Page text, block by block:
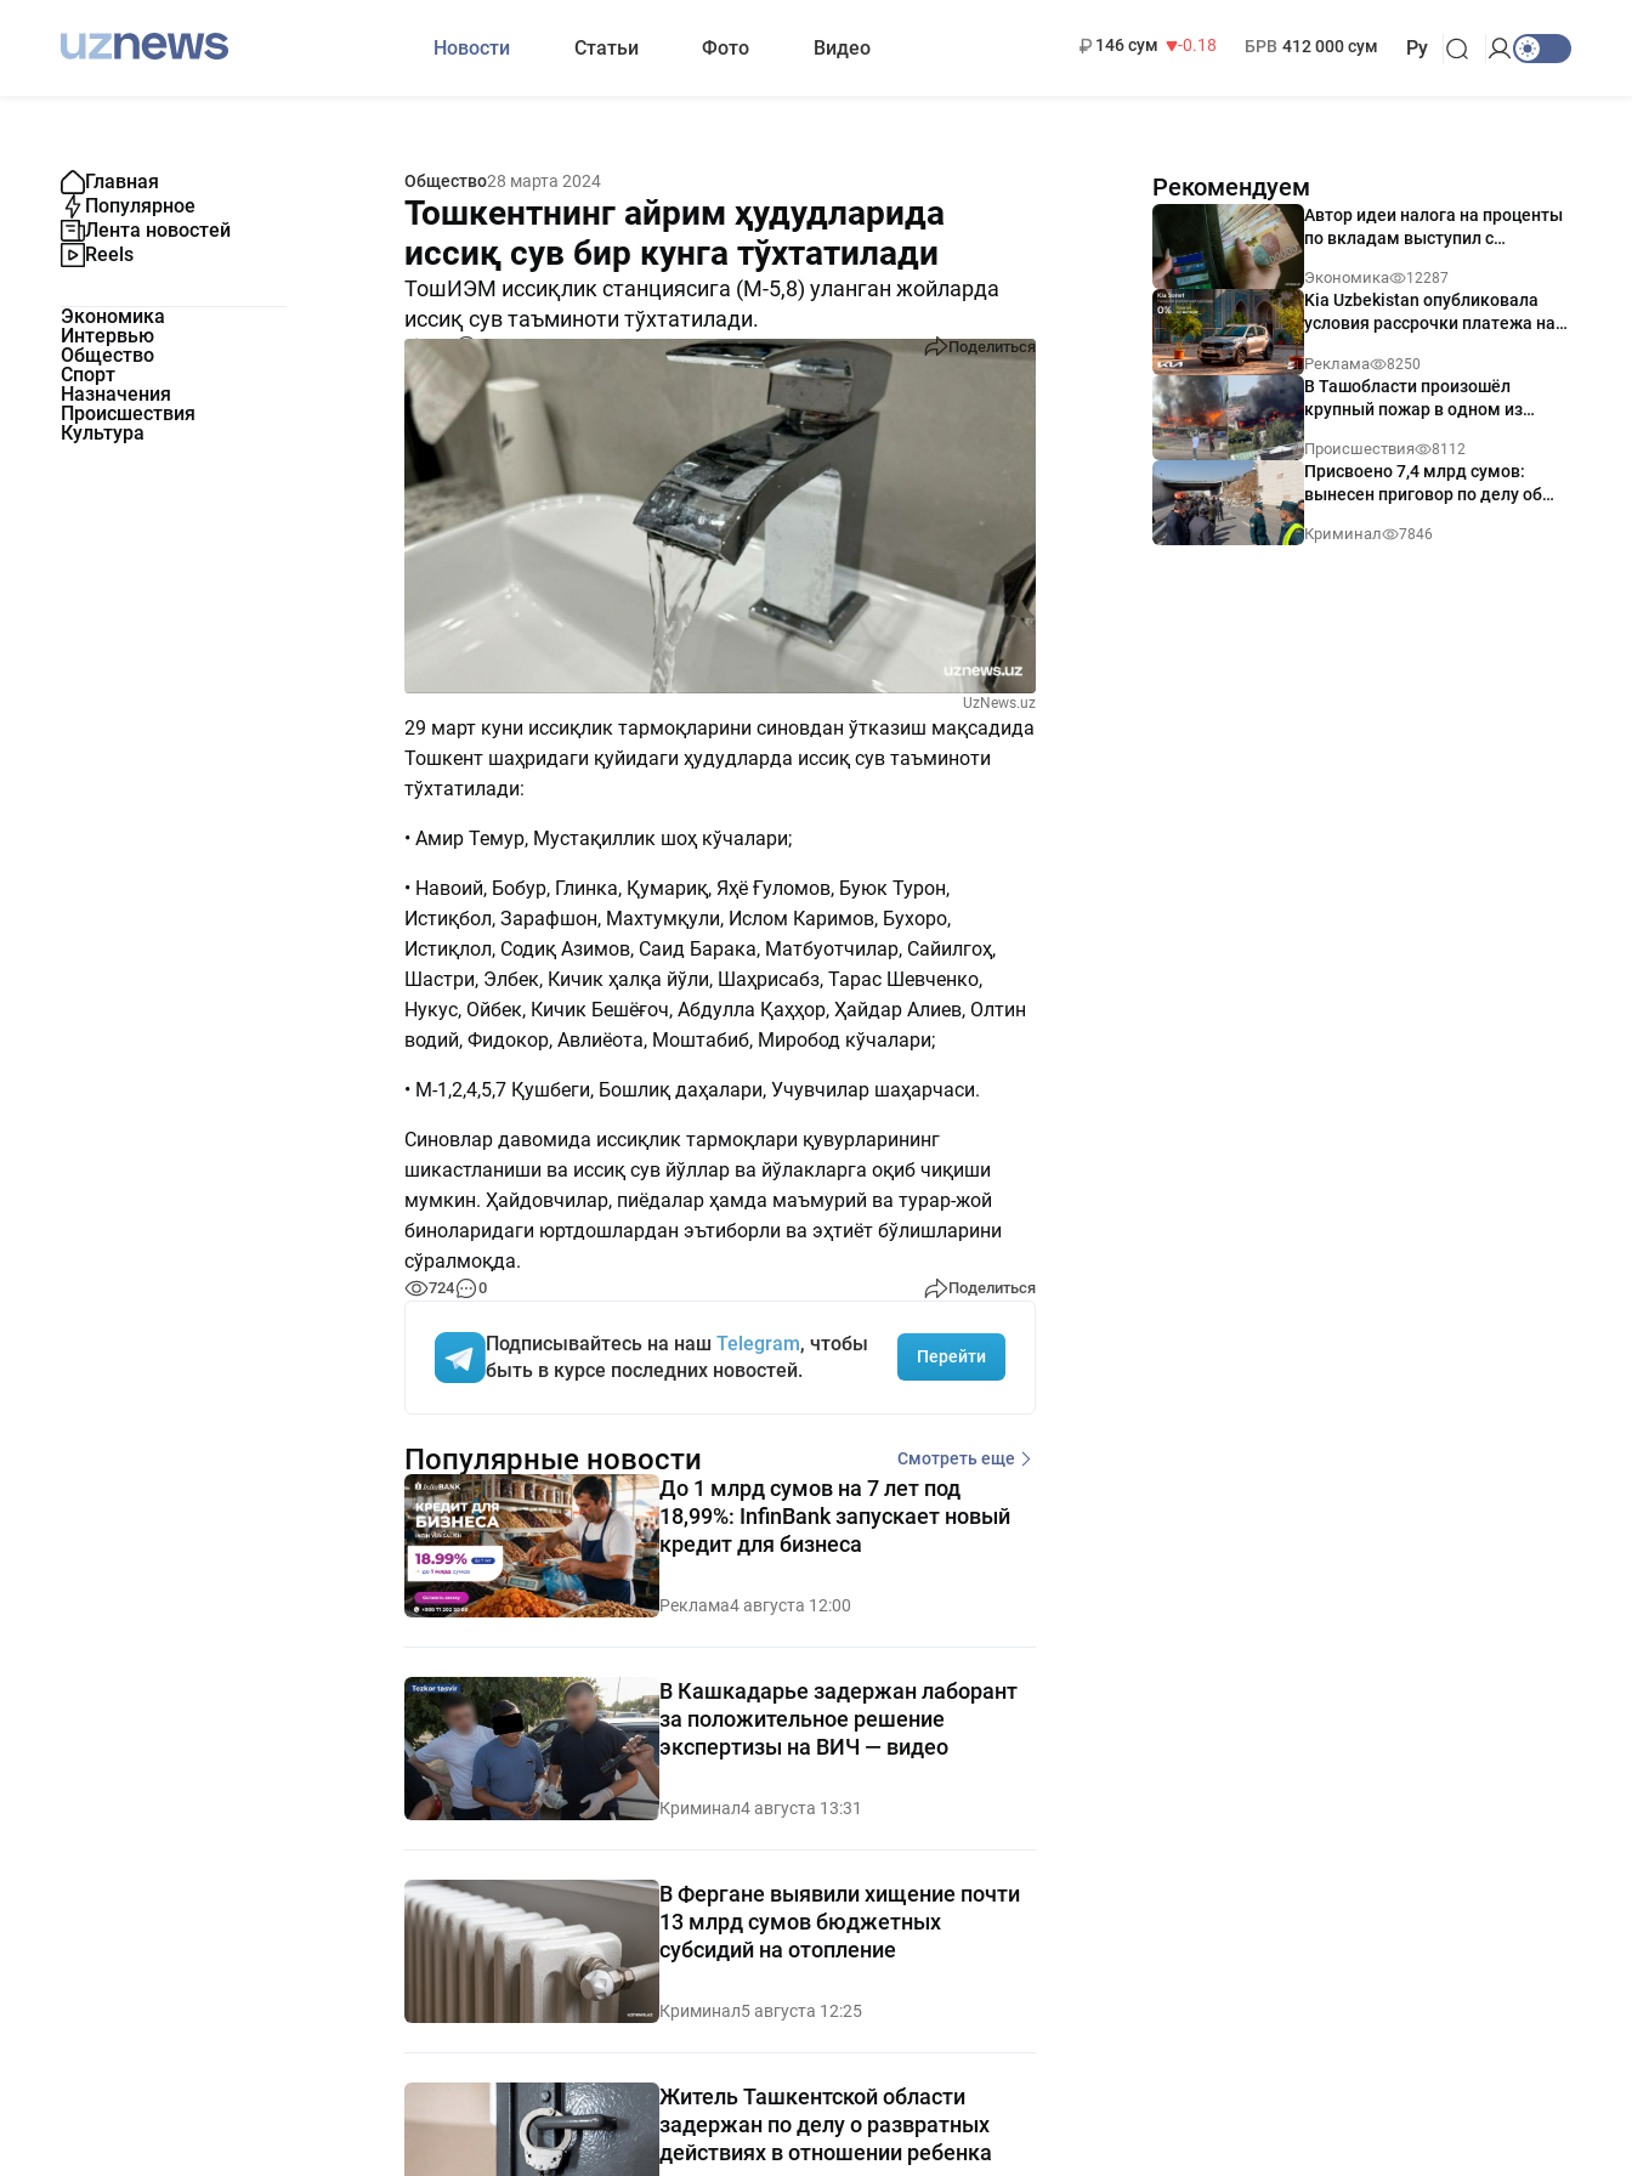
Новости Статьи Фото Видео
146 сум
-0.18
БРВ 412 000 сум Ру
Главная
Популярное
Лента новостей
Reels
Экономика
Интервью
Общество
Спорт
Назначения
Происшествия
Культура
Общество28 марта 2024
Тошкентнинг айрим ҳудудларида
иссиқ сув бир кунга тўхтатилади
ТошИЭМ иссиқлик станциясига (М-5,8) уланган жойларда
иссиқ сув таъминоти тўхтатилади.
724 0 Поделиться
UzNews.uz
29 март куни иссиқлик тармоқларини синовдан ўтказиш мақсадида
Тошкент шаҳридаги қуйидаги ҳудудларда иссиқ сув таъминоти
тўхтатилади:
• Амир Темур, Мустақиллик шоҳ кўчалари;
• Навоий, Бобур, Глинка, Қумариқ, Яҳё Ғуломов, Буюк Турон,
Истиқбол, Зарафшон, Махтумқули, Ислом Каримов, Бухоро,
Истиқлол, Содиқ Азимов, Саид Барака, Матбуотчилар, Сайилгоҳ,
Шастри, Элбек, Кичик ҳалқа йўли, Шаҳрисабз, Тарас Шевченко,
Нукус, Ойбек, Кичик Бешёғоч, Абдулла Қаҳҳор, Ҳайдар Алиев, Олтин
водий, Фидокор, Авлиёота, Моштабиб, Миробод кўчалари;
• М-1,2,4,5,7 Қушбеги, Бошлиқ даҳалари, Учувчилар шаҳарчаси.
Синовлар давомида иссиқлик тармоқлари қувурларининг
шикастланиши ва иссиқ сув йўллар ва йўлакларга оқиб чиқиши
мумкин. Ҳайдовчилар, пиёдалар ҳамда маъмурий ва турар-жой
биноларидаги юртдошлардан эътиборли ва эҳтиёт бўлишларини
сўралмоқда.
724 0 Поделиться
Подписывайтесь на наш Telegram, чтобы
быть в курсе последних новостей.
Перейти
Рекомендуем
Автор идеи налога на проценты
по вкладам выступил с
Экономика 12287
Kia Uzbekistan опубликовала
условия рассрочки платежа на
годовых
Реклама 8250
В Ташобласти произошёл
крупный пожар в одном из
Происшествия 8112
Присвоено 7,4 млрд сумов:
вынесен приговор по делу об
Ташкенте
Криминал 7846
Популярные новости Смотреть еще
До 1 млрд сумов на 7 лет под
18,99%: InfinBank запускает новый
кредит для бизнеса
Реклама4 августа 12:00
В Кашкадарье задержан лаборант
за положительное решение
экспертизы на ВИЧ — видео
Криминал4 августа 13:31
В Фергане выявили хищение почти
13 млрд сумов бюджетных
субсидий на отопление
Криминал5 августа 12:25
Житель Ташкентской области
задержан по делу о развратных
действиях в отношении ребенка